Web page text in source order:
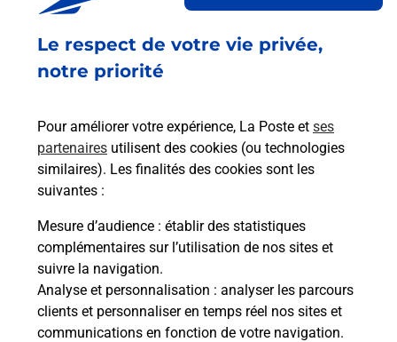
Le respect de votre vie privée,
notre priorité
Pour améliorer votre expérience, La Poste et ses
partenaires utilisent des cookies (ou technologies
similaires). Les finalités des cookies sont les
suivantes :
Mesure d’audience : établir des statistiques
complémentaires sur l’utilisation de nos sites et
suivre la navigation.
Analyse et personnalisation : analyser les parcours
clients et personnaliser en temps réel nos sites et
communications en fonction de votre navigation.
Recherchez un autre point de contact
Questions fréquemment posées
Quel réseau utilise La Poste Mobile ?
Est-ce que je peux garder mon
numéro de mobile gratuitement ?